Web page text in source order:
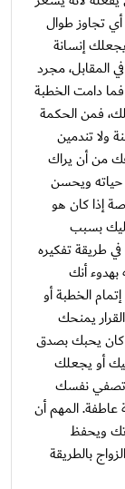
تجاوز طوال
إنسانة
المقابل، مجرد
فما دامت الخطبة
فمن الحكمة
ولا تندمين
من أن يراك
حياته ويحسن
إذا كان هو
بسبب
طريقة تفكيره
أنك
الخطبة أو
يمنحك
كان يحبك بصدق
أو يجعلك
تصفي نفسك
المهم أن
ويحفظ
بالطريقة